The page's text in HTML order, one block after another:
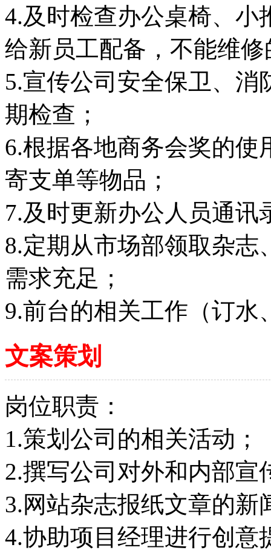
4.及时检查办公桌椅、小
给新员工配备，不能维
5.宣传公司安全保卫、
期检查；
6.根据各地商务会奖的
寄支单等物品；
7.及时更新办公人员通讯
8.定期从市场部领取杂
需求充足；
9.前台的相关工作（订
文案策划
岗位职责：
1.策划公司的相关活动；
2.撰写公司对外和内部宣
3.网站杂志报纸文章的新
4.协助项目经理进行创意